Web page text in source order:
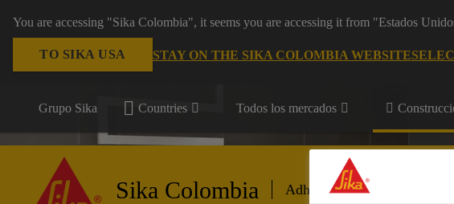
You are accessing "Sika Colombia", it seems you are accessing it from "Estados
TO SIKA USA STAY ON THE SIKA COLOMBIA WEBSITE
Grupo Sika Countries Todos los mercados
Sika Colombia Adhesivos y Sellantes